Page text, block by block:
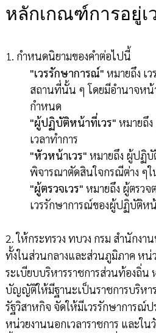
หลักเกณฑ์การอยู่
1. กำหนดนิยามของคำต่อไปนี้
"เวรรักษาการณ์" หมายถึง เ
สถานที่นั้น ๆ โดยมีอำนาจห
กำหนด
"ผู้ปฏิบัติหน้าที่เวร" หมายถึ
เวลาทำการ
"หัวหน้าเวร" หมายถึง ผู้ปฏิ
พิจารณาตัดสินใจกรณีต่าง ๆ
"ผู้ตรวจเวร" หมายถึง ผู้ตรว
เวรรักษาการณ์ของผู้ปฏิบัติห
2. ให้กระทรวง ทบวง กรม สำนักงา
ทั้งในส่วนกลางและส่วนภูมิภาค หน่
ระเบียบบริหารราชการส่วนท้องถิ่
บัญญัติให้มีฐานะเป็นราชการบริหา
รัฐวิสาหกิจ จัดให้มีเวรรักษาการณ์
หน่วยงานนอกเวลาราชการ และใน